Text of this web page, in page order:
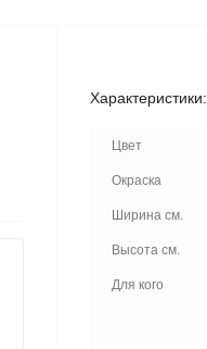
Характеристики:
Цвет
Окраска
Ширина см.
Высота см.
Для кого